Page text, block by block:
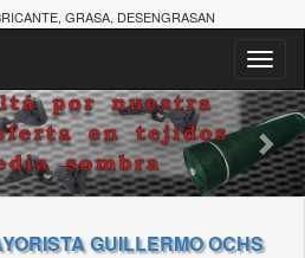
GRASA, DESENGRASAN
GUILLERMO OCHS